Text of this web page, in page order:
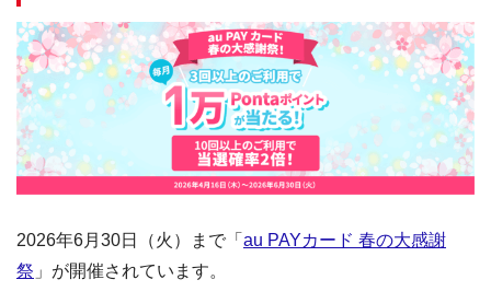
2026年6月30日（火）まで「 au PAYカード 春の大感謝
祭 」が開催されています。